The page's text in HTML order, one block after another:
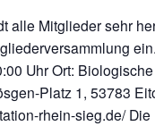
alle Mitglieder sehr
Uhr Ort:
Platz 1, 53783
rhein-sieg.de/